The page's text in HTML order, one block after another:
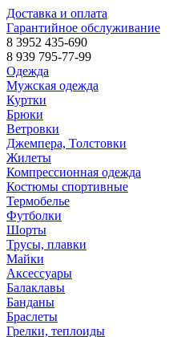
Доставка и оплата
Гарантийное обслуживание
8 3952 435-690
8 939 795-77-99
Одежда
Мужская одежда
Куртки
Брюки
Ветровки
Джемпера, Толстовки
Жилеты
Компрессионная одежда
Костюмы спортивные
Термобелье
Футболки
Шорты
Трусы, плавки
Майки
Аксессуары
Балаклавы
Банданы
Браслеты
Грелки, теплоиды